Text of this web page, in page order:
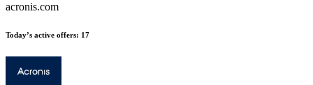
acronis.com
Today’s active offers: 17